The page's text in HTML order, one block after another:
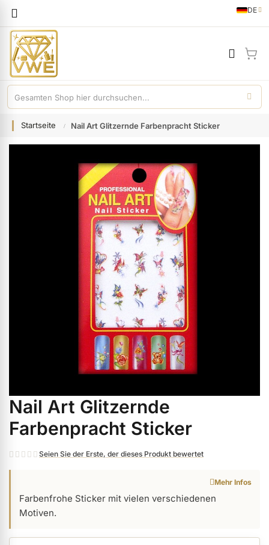
Sprache
DE
German
Weihnachtsmarkt anzeigen
Farbgele anzeigen
Gel Polish anzeigen
Acryl anzeigen
Nagellack & Flüssigkeiten anzeigen
Startseite Nail Art Glitzernde Farbenpracht Sticker
Zum
Anfang
der
Nail Art Glitzernde
Farbenpracht Sticker
Seien Sie der Erste, der dieses Produkt bewertet
Mehr Infos
Farbenfrohe Sticker mit vielen verschiedenen
Motiven.